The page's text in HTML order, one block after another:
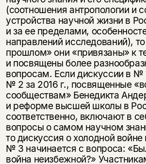
(соотношения антропологии и
устройства научной жизни в
и за ее пределами,
направлений исследований),
прошлом» они «привязаны» к
и посвящены более
вопросам. Если дискуссии в №
№ 2 за 2016 г., посвященные
сообществам» Бенедикта
и реформе высшей школы в
соответственно, включают в
вопросы о самом научном
то дискуссия о холодной войне
№ 3 начинается с вопроса:
война неизбежной?»